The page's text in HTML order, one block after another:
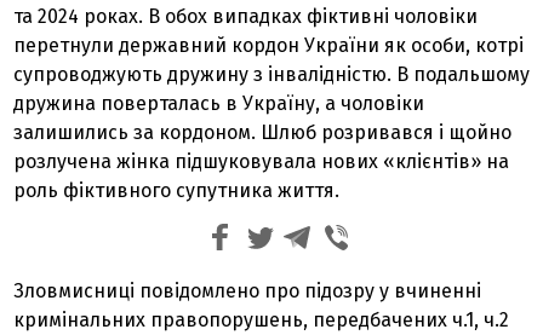
та 2024 роках. В обох випадках фіктивні чоловіки
перетнули державний кордон України як особи, котрі
супроводжують дружину з інвалідністю. В подальшому
дружина поверталась в Україну, а чоловіки
залишились за кордоном. Шлюб розривався і щойно
розлучена жінка підшуковувала нових «клієнтів» на
роль фіктивного супутника життя.
Зловмисниці повідомлено про підозру у вчиненні
кримінальних правопорушень, передбачених ч.1, ч.2